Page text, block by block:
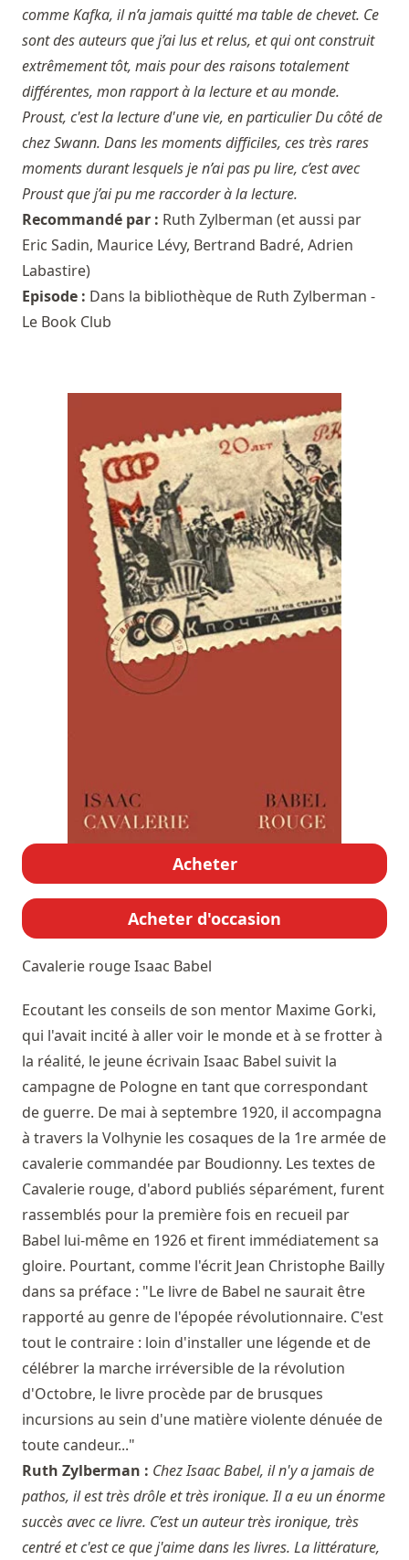
comme Kafka, il n’a jamais quitté ma table de chevet. Ce
sont des auteurs que j’ai lus et relus, et qui ont construit
extrêmement tôt, mais pour des raisons totalement
différentes, mon rapport à la lecture et au monde.
Proust, c'est la lecture d'une vie, en particulier Du côté de
chez Swann. Dans les moments difficiles, ces très rares
moments durant lesquels je n’ai pas pu lire, c’est avec
Proust que j’ai pu me raccorder à la lecture.
Recommandé par : Ruth Zylberman (et aussi par
Eric Sadin, Maurice Lévy, Bertrand Badré, Adrien
Labastire)
Episode : Dans la bibliothèque de Ruth Zylberman -
Le Book Club
Acheter
Acheter d'occasion
Cavalerie rougeIsaac Babel
Ecoutant les conseils de son mentor Maxime Gorki,
qui l'avait incité à aller voir le monde et à se frotter à
la réalité, le jeune écrivain Isaac Babel suivit la
campagne de Pologne en tant que correspondant
de guerre. De mai à septembre 1920, il accompagna
à travers la Volhynie les cosaques de la 1re armée de
cavalerie commandée par Boudionny. Les textes de
Cavalerie rouge, d'abord publiés séparément, furent
rassemblés pour la première fois en recueil par
Babel lui-même en 1926 et firent immédiatement sa
gloire. Pourtant, comme l'écrit Jean Christophe Bailly
dans sa préface : "Le livre de Babel ne saurait être
rapporté au genre de l'épopée révolutionnaire. C'est
tout le contraire : loin d'installer une légende et de
célébrer la marche irréversible de la révolution
d'Octobre, le livre procède par de brusques
incursions au sein d'une matière violente dénuée de
toute candeur..."
Ruth Zylberman : Chez Isaac Babel, il n'y a jamais de
pathos, il est très drôle et très ironique. Il a eu un énorme
succès avec ce livre. C’est un auteur très ironique, très
centré et c'est ce que j'aime dans les livres. La littérature,